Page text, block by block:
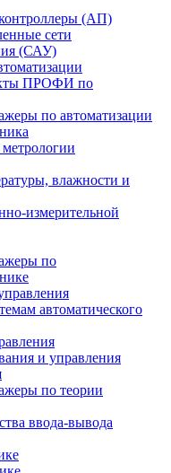
(АП)
сети
(САУ)
ПРОФИ по
по автоматизации
влажности и
измерительной
по
автоматического
и управления
по теории
ввода-вывода